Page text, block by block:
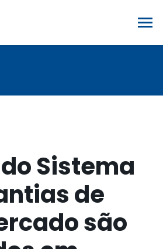
Sistema
de
são